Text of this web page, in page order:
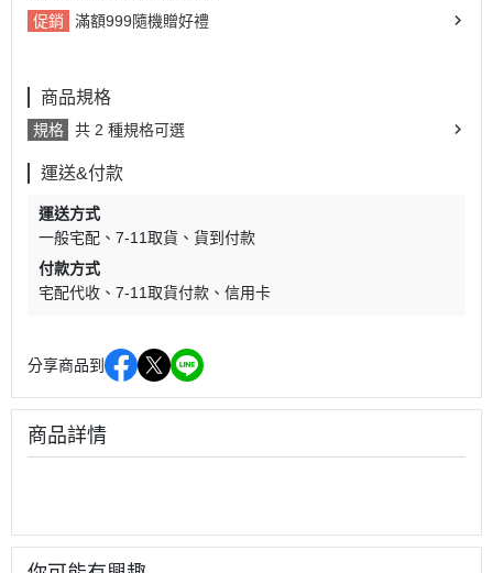
促銷 滿額999隨機贈好禮
商品規格
規格 共 2 種規格可選
運送&付款
運送方式
一般宅配
7-11取貨
貨到付款
付款方式
宅配代收
7-11取貨付款 信用卡
分享商品到
商品詳情